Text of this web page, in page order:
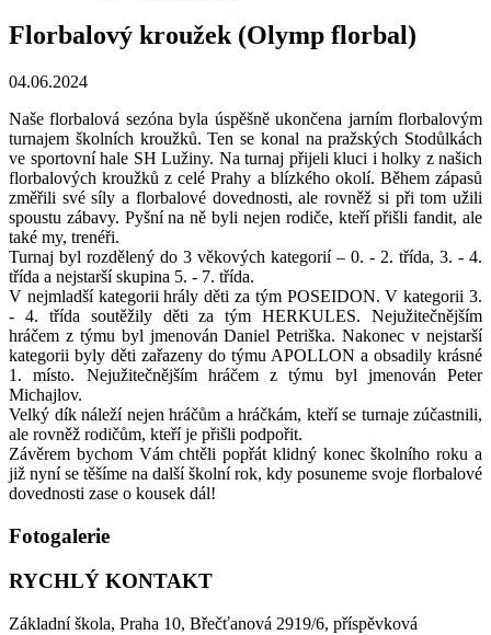
Florbalový kroužek (Olymp florbal)
04.06.2024
Naše florbalová sezóna byla úspěšně ukončena jarním florbalovým
turnajem školních kroužků. Ten se konal na pražských Stodůlkách
ve sportovní hale SH Lužiny. Na turnaj přijeli kluci i holky z našich
florbalových kroužků z celé Prahy a blízkého okolí. Během zápasů
změřili své síly a florbalové dovednosti, ale rovněž si při tom užili
spoustu zábavy. Pyšní na ně byli nejen rodiče, kteří přišli fandit, ale
také my, trenéři.
Turnaj byl rozdělený do 3 věkových kategorií – 0. - 2. třída, 3. - 4.
třída a nejstarší skupina 5. - 7. třída.
V nejmladší kategorii hrály děti za tým POSEIDON. V kategorii 3.
- 4. třída soutěžily děti za tým HERKULES. Nejužitečnějším
hráčem z týmu byl jmenován Daniel Petriška. Nakonec v nejstarší
kategorii byly děti zařazeny do týmu APOLLON a obsadily krásné
1. místo. Nejužitečnějším hráčem z týmu byl jmenován Peter
Michajlov.
Velký dík náleží nejen hráčům a hráčkám, kteří se turnaje zúčastnili,
ale rovněž rodičům, kteří je přišli podpořit.
Závěrem bychom Vám chtěli popřát klidný konec školního roku a
již nyní se těšíme na další školní rok, kdy posuneme svoje florbalové
dovednosti zase o kousek dál!
Fotogalerie
RYCHLÝ KONTAKT
Základní škola, Praha 10, Břečťanová 2919/6, příspěvková